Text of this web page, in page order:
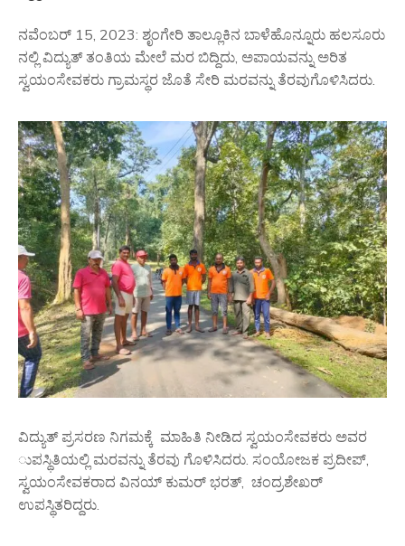
ನವೆಂಬರ್ 15, 2023: ಶೃಂಗೇರಿ ತಾಲ್ಲೂಕಿನ ಬಾಳೆಹೊನ್ನೂರು ಹಲಸೂರು
ನಲ್ಲಿ ವಿದ್ಯುತ್ ತಂತಿಯ ಮೇಲೆ ಮರ ಬಿದ್ದಿದು, ಅಪಾಯವನ್ನು ಅರಿತ
ಸ್ವಯಂಸೇವಕರು ಗ್ರಾಮಸ್ಥರ ಜೊತೆ ಸೇರಿ ಮರವನ್ನು ತೆರವುಗೊಳಿಸಿದರು.
ವಿದ್ಯುತ್ ಪ್ರಸರಣ ನಿಗಮಕ್ಕೆ ಮಾಹಿತಿ ನೀಡಿದ ಸ್ವಯಂಸೇವಕರು ಅವರ
ುಪಸ್ಥಿತಿಯಲ್ಲಿ ಮರವನ್ನು ತೆರವು ಗೊಳಿಸಿದರು. ಸಂಯೋಜಕ ಪ್ರದೀಪ್,
ಸ್ವಯಂಸೇವಕರಾದ ವಿನಯ್ ಕುಮರ್ ಭರತ್, ಚಂದ್ರಶೇಖರ್
ಉಪಸ್ಥಿತರಿದ್ದರು.